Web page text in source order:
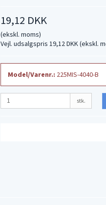
19,12 DKK
(ekskl. moms)
Vejl. udsalgspris 19,12 DKK(ekskl.
Model/Varenr.: 225MIS-4040-B
stk.